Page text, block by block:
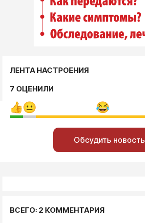
ЛЕНТА НАСТРОЕНИЯ
7 ОЦЕНИЛИ
Обсудить новость
ВСЕГО: 2 КОММЕНТАРИЯ